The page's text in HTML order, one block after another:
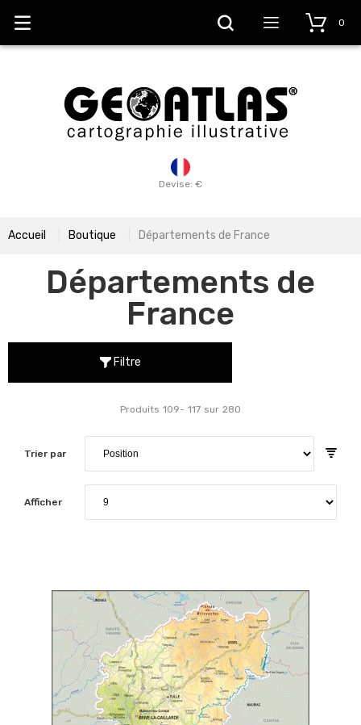
Devise: €
0
Accueil Boutique Départements de France
Départements de
France
Filtre
Trier par
Produits 109- 117 sur 280
Afficher